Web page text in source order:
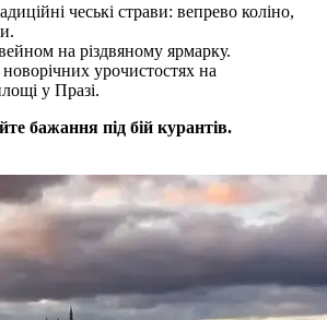
чеські страви: вепрево коліно,
на різдвяному ярмарку.
урочистостях на
у Празі.
бажання під бій курантів.